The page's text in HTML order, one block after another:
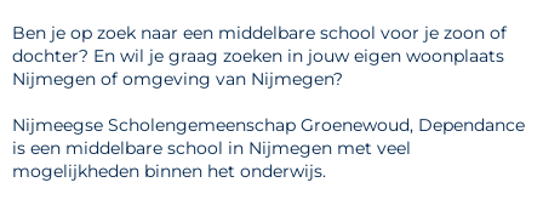
Ben je op zoek naar een middelbare school voor je zoon of
dochter? En wil je graag zoeken in jouw eigen woonplaats
Nijmegen of omgeving van Nijmegen?
Nijmeegse Scholengemeenschap Groenewoud, Dependance
is een middelbare school in Nijmegen met veel
mogelijkheden binnen het onderwijs.